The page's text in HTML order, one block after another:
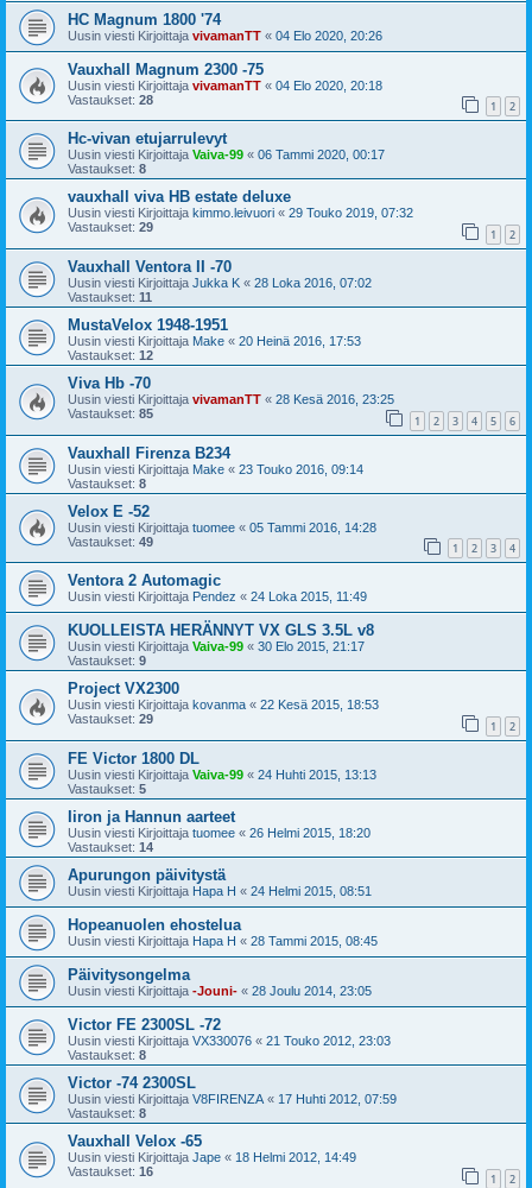
HC Magnum 1800 '74
Uusin viesti Kirjoittaja vivamanTT « 04 Elo 2020, 20:26
Vauxhall Magnum 2300 -75
Uusin viesti Kirjoittaja vivamanTT « 04 Elo 2020, 20:18
Vastaukset: 28 1 2
Hc-vivan etujarrulevyt
Uusin viesti Kirjoittaja Vaiva-99 « 06 Tammi 2020, 00:17
Vastaukset: 8
vauxhall viva HB estate deluxe
Uusin viesti Kirjoittaja kimmo.leivuori « 29 Touko 2019, 07:32
Vastaukset: 29 1 2
Vauxhall Ventora II -70
Uusin viesti Kirjoittaja Jukka K « 28 Loka 2016, 07:02
Vastaukset: 11
MustaVelox 1948-1951
Uusin viesti Kirjoittaja Make « 20 Heinä 2016, 17:53
Vastaukset: 12
Viva Hb -70
Uusin viesti Kirjoittaja vivamanTT « 28 Kesä 2016, 23:25
Vastaukset: 85 1 2 3 4 5 6
Vauxhall Firenza B234
Uusin viesti Kirjoittaja Make « 23 Touko 2016, 09:14
Vastaukset: 8
Velox E -52
Uusin viesti Kirjoittaja tuomee « 05 Tammi 2016, 14:28
Vastaukset: 49 1 2 3 4
Ventora 2 Automagic
Uusin viesti Kirjoittaja Pendez « 24 Loka 2015, 11:49
KUOLLEISTA HERÄNNYT VX GLS 3.5L v8
Uusin viesti Kirjoittaja Vaiva-99 « 30 Elo 2015, 21:17
Vastaukset: 9
Project VX2300
Uusin viesti Kirjoittaja kovanma « 22 Kesä 2015, 18:53
Vastaukset: 29 1 2
FE Victor 1800 DL
Uusin viesti Kirjoittaja Vaiva-99 « 24 Huhti 2015, 13:13
Vastaukset: 5
Iiron ja Hannun aarteet
Uusin viesti Kirjoittaja tuomee « 26 Helmi 2015, 18:20
Vastaukset: 14
Apurungon päivitystä
Uusin viesti Kirjoittaja Hapa H « 24 Helmi 2015, 08:51
Hopeanuolen ehostelua
Uusin viesti Kirjoittaja Hapa H « 28 Tammi 2015, 08:45
Päivitysongelma
Uusin viesti Kirjoittaja -Jouni- « 28 Joulu 2014, 23:05
Victor FE 2300SL -72
Uusin viesti Kirjoittaja VX330076 « 21 Touko 2012, 23:03
Vastaukset: 8
Victor -74 2300SL
Uusin viesti Kirjoittaja V8FIRENZA « 17 Huhti 2012, 07:59
Vastaukset: 8
Vauxhall Velox -65
Uusin viesti Kirjoittaja Jape « 18 Helmi 2012, 14:49
Vastaukset: 16 1 2